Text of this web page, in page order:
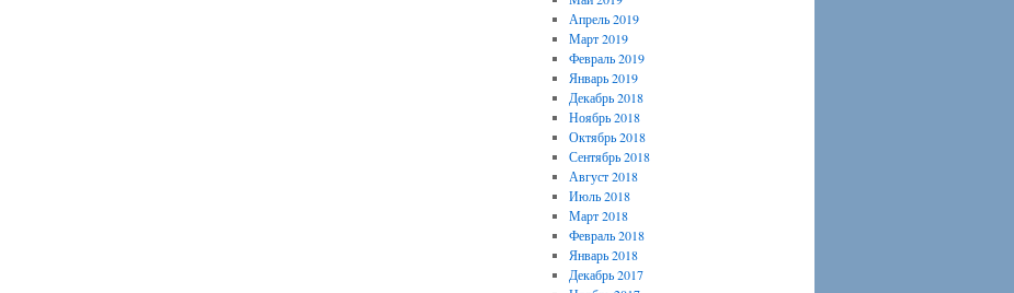
Апрель 2019
Март 2019
Февраль 2019
Январь 2019
Декабрь 2018
Ноябрь 2018
Октябрь 2018
Сентябрь 2018
Август 2018
Июль 2018
Март 2018
Февраль 2018
Январь 2018
Декабрь 2017